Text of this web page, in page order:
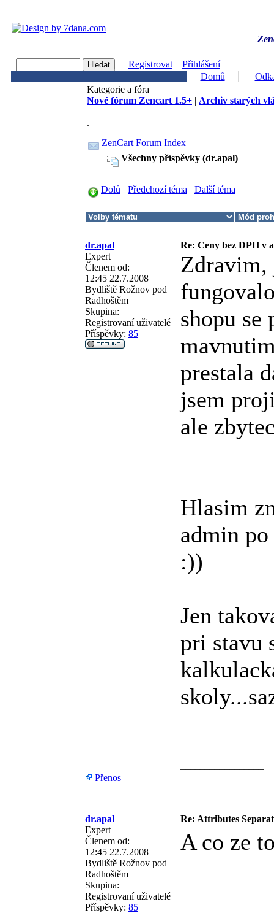
Registrovat
Přihlášení
Domů
Kategorie a fóra
Nové fórum Zencart 1.5+ | Archiv starých
.
ZenCart Forum Index
Všechny příspěvky (dr.apal)
Dolů Předchozí téma Další téma
dr.apal
Re: Ceny bez DPH v
Expert
Členem od:
12:45 22.7.2008
Bydliště Rožnov pod
Radhoštěm
Skupina:
Registrovaní uživatelé
Příspěvky: 85
Zdravim,
shopu se
prestala
jsem
ale
Hlasim
admin
:))
Jen
pri stavu
Přenos
dr.apal
Re: Attributes
Expert
Členem od:
12:45 22.7.2008
Bydliště Rožnov pod
Radhoštěm
Skupina:
Registrovaní uživatelé
Příspěvky: 85
A co ze